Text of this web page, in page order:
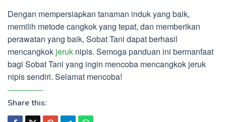
Dengan mempersiapkan tanaman induk yang baik,
memilih metode cangkok yang tepat, dan memberikan
perawatan yang baik, Sobat Tani dapat berhasil
mencangkok jeruk nipis. Semoga panduan ini bermanfaat
bagi Sobat Tani yang ingin mencoba mencangkok jeruk
nipis sendiri. Selamat mencoba!
Share this: